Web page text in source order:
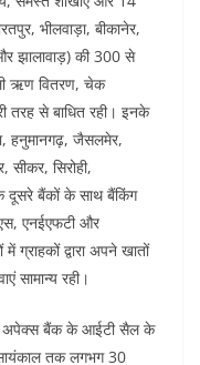
भीलवाड़ा, बीकानेर,
झालावाड़) की 300 से
ऋण वितरण, चेक
तरह से बाधित रही। इनके
हनुमानगढ़, जैसलमेर,
सीकर, सिरोही,
दूसरे बैंकों के साथ बैंकिंग
एनईएफटी और
ग्राहकों द्वारा अपने खातों
सामान्य रही।
अपेक्स बैंक के आईटी सैल के
तक लगभग 30